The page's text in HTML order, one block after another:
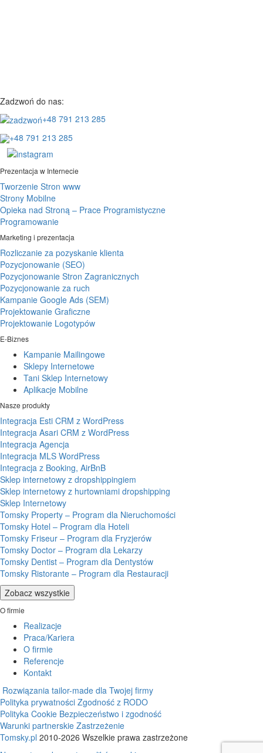
Zadzwoń do nas:
+48 791 213 285
+48 791 213 285
Prezentacja w Internecie
Tworzenie Stron www
Strony Mobilne
Opieka nad Stroną – Prace Programistyczne
Programowanie
Marketing i prezentacja
Rozliczanie za pozyskanie klienta
Pozycjonowanie (SEO)
Pozycjonowanie Stron Zagranicznych
Pozycjonowanie za ruch
Kampanie Google Ads (SEM)
Projektowanie Graficzne
Projektowanie Logotypów
E-Biznes
Kampanie Mailingowe
Sklepy Internetowe
Tani Sklep Internetowy
Aplikacje Mobilne
Nasze produkty
Integracja Esti CRM z WordPress
Integracja Asari CRM z WordPress
Integracja Agencja
Integracja MLS WordPress
Integracja z Booking, AirBnB
Sklep internetowy z dropshippingiem
Sklep internetowy z hurtowniami dropshipping
Sklep Internetowy
Tomsky Property – Program dla Nieruchomości
Tomsky Hotel – Program dla Hoteli
Tomsky Friseur – Program dla Fryzjerów
Tomsky Doctor – Program dla Lekarzy
Tomsky Dentist – Program dla Dentystów
Tomsky Ristorante – Program dla Restauracji
Zobacz wszystkie
O firmie
Realizacje
Praca/Kariera
O firmie
Referencje
Kontakt
Rozwiązania tailor-made dla Twojej firmy
Polityka prywatności Zgodność z RODO
Polityka Cookie Bezpieczeństwo i zgodność
Warunki partnerskie Zastrzeżenie
Tomsky.pl 2010-2026 Wszelkie prawa zastrzeżone